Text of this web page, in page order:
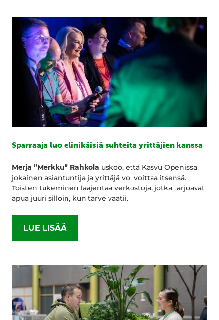
Sparraaja luo elinikäisiä suhteita yrittäjien kanssa
Merja ”Merkku” Rahkola uskoo, että Kasvu Openissa
jokainen asiantuntija ja yrittäjä voi voittaa itsensä.
Toisten tukeminen laajentaa verkostoja, jotka tarjoavat
apua juuri silloin, kun tarve vaatii.
LUE LISÄÄ